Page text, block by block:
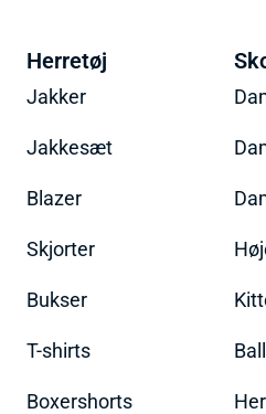
Herretøj
Jakker
Jakkesæt
Blazer
Skjorter
Bukser
T-shirts
Boxershorts